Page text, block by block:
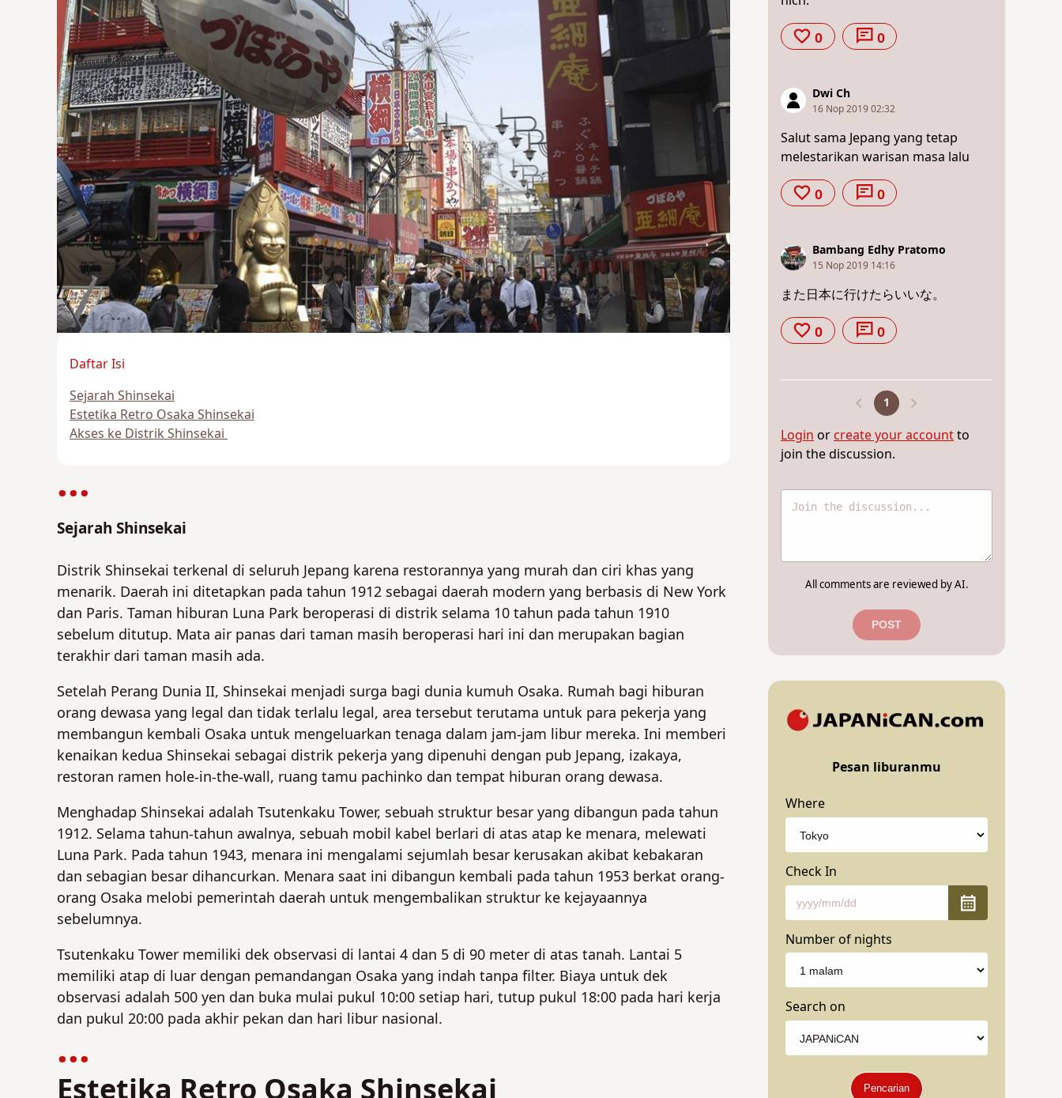
Daftar Isi
Sejarah Shinsekai
Estetika Retro Osaka Shinsekai
Akses ke Distrik Shinsekai
Sejarah Shinsekai
Distrik Shinsekai terkenal di seluruh Jepang karena restorannya yang murah dan ciri khas yang
menarik. Daerah ini ditetapkan pada tahun 1912 sebagai daerah modern yang berbasis di New York
dan Paris. Taman hiburan Luna Park beroperasi di distrik selama 10 tahun pada tahun 1910
sebelum ditutup. Mata air panas dari taman masih beroperasi hari ini dan merupakan bagian
terakhir dari taman masih ada.
Setelah Perang Dunia II, Shinsekai menjadi surga bagi dunia kumuh Osaka. Rumah bagi hiburan
orang dewasa yang legal dan tidak terlalu legal, area tersebut terutama untuk para pekerja yang
membangun kembali Osaka untuk mengeluarkan tenaga dalam jam-jam libur mereka. Ini memberi
kenaikan kedua Shinsekai sebagai distrik pekerja yang dipenuhi dengan pub Jepang, izakaya,
restoran ramen hole-in-the-wall, ruang tamu pachinko dan tempat hiburan orang dewasa.
Menghadap Shinsekai adalah Tsutenkaku Tower, sebuah struktur besar yang dibangun pada tahun
1912. Selama tahun-tahun awalnya, sebuah mobil kabel berlari di atas atap ke menara, melewati
Luna Park. Pada tahun 1943, menara ini mengalami sejumlah besar kerusakan akibat kebakaran
dan sebagian besar dihancurkan. Menara saat ini dibangun kembali pada tahun 1953 berkat orang-
orang Osaka melobi pemerintah daerah untuk mengembalikan struktur ke kejayaannya
sebelumnya.
Tsutenkaku Tower memiliki dek observasi di lantai 4 dan 5 di 90 meter di atas tanah. Lantai 5
memiliki atap di luar dengan pemandangan Osaka yang indah tanpa filter. Biaya untuk dek
observasi adalah 500 yen dan buka mulai pukul 10:00 setiap hari, tutup pukul 18:00 pada hari kerja
dan pukul 20:00 pada akhir pekan dan hari libur nasional.
0 0
Dwi Ch
16 Nop 2019 02:32
Salut sama Jepang yang tetap
melestarikan warisan masa lalu
0 0
Bambang Edhy Pratomo
15 Nop 2019 14:16
また日本に行けたらいいな。
0 0
1
Loginorcreate your accountto
join the discussion.
All comments are reviewed by AI.
POST
TIDAK
Pesan liburanmu
Where
Check In
Number of nights
Search on
Pencarian